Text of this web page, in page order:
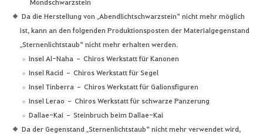
Da die Herstellung von „Abendlichtschwarzstein“ nicht mehr möglich
ist, kann an den folgenden Produktionsposten der Materialgegenstand
„Sternenlichtstaub“ nicht mehr erhalten werden.
Insel Al-Naha – Chiros Werkstatt für Kanonen
Insel Racid – Chiros Werkstatt für Segel
Insel Tinberra – Chiros Werkstatt für Galionsfiguren
Insel Lerao – Chiros Werkstatt für schwarze Panzerung
Dallae-Kai – Steinbruch beim Dallae-Kai
Da der Gegenstand „Sternenlichtstaub“ nicht mehr verwendet wird,